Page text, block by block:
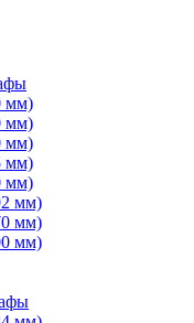
мм)
мм)
мм)
мм)
мм)
мм)
мм)
мм)